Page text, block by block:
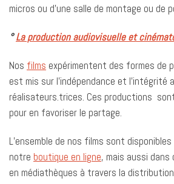
micros ou d’une salle de montage ou de
°La production audiovisuelle et
Nos films expérimentent des formes de
est mis sur l’indépendance et l’intégrité
réalisateurs.trices. Ces productions
pour en favoriser le partage.
L’ensemble de nos films sont
notre boutique en ligne, mais aussi
en médiathèques à travers la distribution